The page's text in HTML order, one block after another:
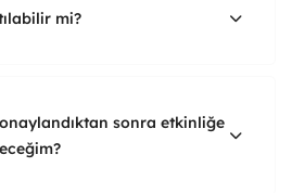
mi?
onaylandıktan sonra etkinliğe